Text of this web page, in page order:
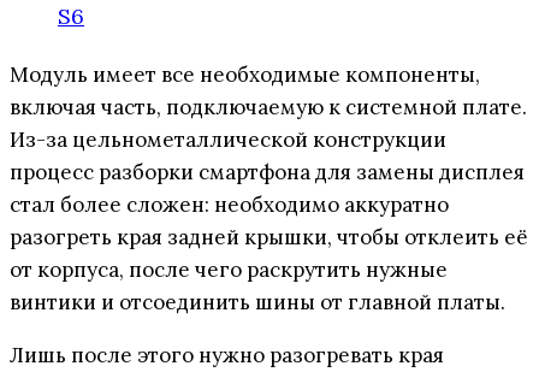
Модуль имеет все необходимые компоненты,
включая часть, подключаемую к системной плате.
Из-за цельнометаллической конструкции
процесс разборки смартфона для замены дисплея
стал более сложен: необходимо аккуратно
разогреть края задней крышки, чтобы отклеить её
от корпуса, после чего раскрутить нужные
винтики и отсоединить шины от главной платы.
Лишь после этого нужно разогревать края